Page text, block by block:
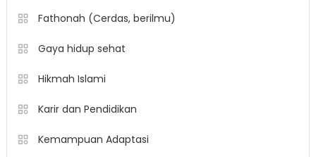
Fathonah (Cerdas, berilmu)
Gaya hidup sehat
Hikmah Islami
Karir dan Pendidikan
Kemampuan Adaptasi